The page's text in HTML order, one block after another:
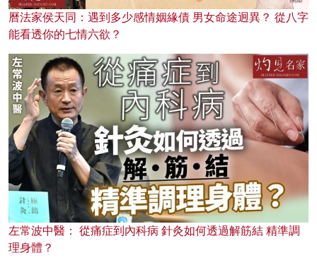
曆法家侯天同：遇到多少感情姻緣債 男女命途迥異？ 從八字
能看透你的七情六欲？
左常波中醫： 從痛症到內科病 針灸如何透過解筋結 精準調
理身體？